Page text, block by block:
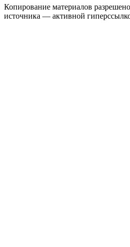
Копирование материалов
источника — активной